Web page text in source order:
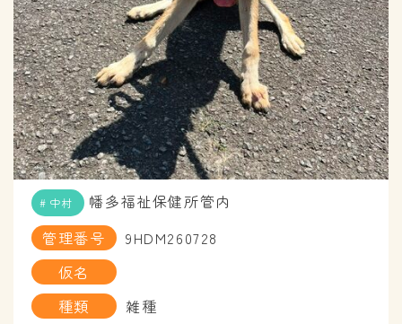
中村
幡多福祉保健所管内
管理番号
9HDM260728
仮名
種類
雑種